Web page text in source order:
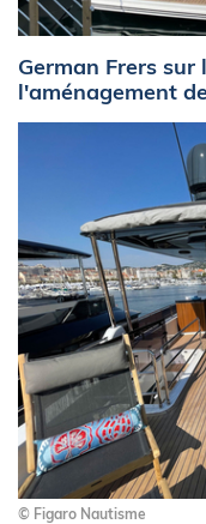
German Frers
l'aménagement
© Figaro Nautisme